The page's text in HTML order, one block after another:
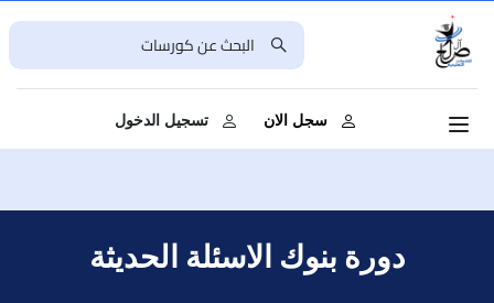
سجل الان تسجيل الدخول
دورة بنوك الاسئلة الحديثة